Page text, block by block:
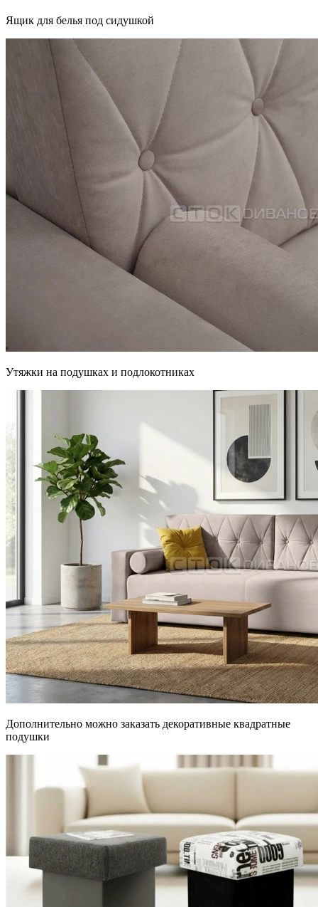
Ящик для белья под сидушкой
Утяжки на подушках и подлокотниках
Дополнительно можно заказать декоративные квадратные
подушки